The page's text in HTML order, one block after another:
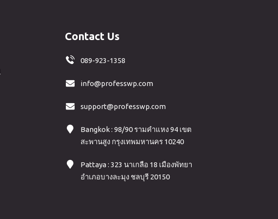
Contact Us
089-923-1358
info@professwp.com
support@professwp.com
Bangkok : 98/90 รามคำแหง 94 เขต
สะพานสูง กรุงเทพมหานคร 10240
Pattaya : 323 นาเกลือ 18 เมืองพัทยา
อำเภอบางละมุง ชลบุรี 20150